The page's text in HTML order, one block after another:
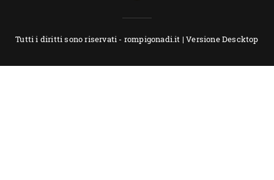
Tutti i diritti sono riservati - rompigonadi.it |Versione Descktop